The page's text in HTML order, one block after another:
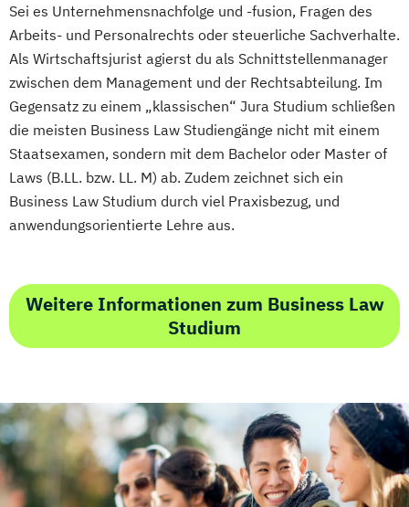
Sei es Unternehmensnachfolge und -fusion, Fragen des
Arbeits- und Personalrechts oder steuerliche Sachverhalte.
Als Wirtschaftsjurist agierst du als Schnittstellenmanager
zwischen dem Management und der Rechtsabteilung. Im
Gegensatz zu einem „klassischen“ Jura Studium schließen
die meisten Business Law Studiengänge nicht mit einem
Staatsexamen, sondern mit dem Bachelor oder Master of
Laws (B.LL. bzw. LL. M) ab. Zudem zeichnet sich ein
Business Law Studium durch viel Praxisbezug, und
anwendungsorientierte Lehre aus.
Weitere Informationen zum Business Law
Studium